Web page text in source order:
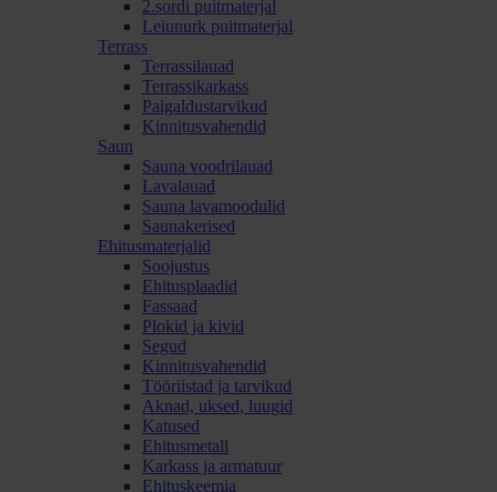
2.sordi puitmaterjal
Leiunurk puitmaterjal
Terrass
Terrassilauad
Terrassikarkass
Paigaldustarvikud
Kinnitusvahendid
Saun
Sauna voodrilauad
Lavalauad
Sauna lavamoodulid
Saunakerised
Ehitusmaterjalid
Soojustus
Ehitusplaadid
Fassaad
Plokid ja kivid
Segud
Kinnitusvahendid
Tööriistad ja tarvikud
Aknad, uksed, luugid
Katused
Ehitusmetall
Karkass ja armatuur
Ehituskeemia